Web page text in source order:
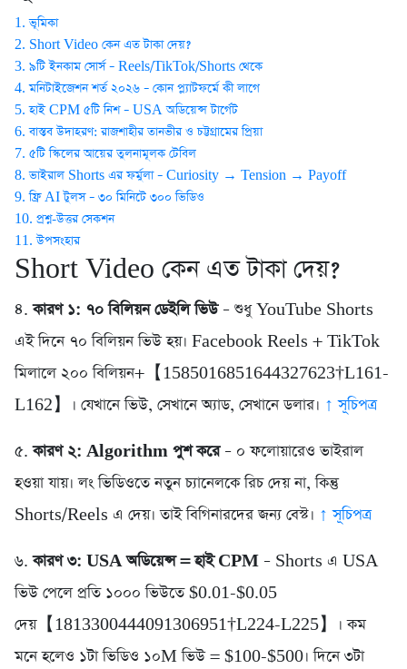
1. ভূমিকা
2. Short Video কেন এত টাকা দেয়?
3. ৯টি ইনকাম সোর্স – Reels/TikTok/Shorts থেকে
4. মনিটাইজেশন শর্ত ২০২৬ – কোন প্ল্যাটফর্মে কী লাগে
5. হাই CPM ৫টি নিশ – USA অডিয়েন্স টার্গেট
6. বাস্তব উদাহরণ: রাজশাহীর তানভীর ও চট্টগ্রামের প্রিয়া
7. ৫টি স্কিলের আয়ের তুলনামূলক টেবিল
8. ভাইরাল Shorts এর ফর্মুলা – Curiosity → Tension → Payoff
9. ফ্রি AI টুলস – ৩০ মিনিটে ৩০০ ভিডিও
10. প্রশ্ন-উত্তর সেকশন
11. উপসংহার
Short Video কেন এত টাকা দেয়?
৪.কারণ ১: ৭০ বিলিয়ন ডেইলি ভিউ– শুধু YouTube Shorts
এই দিনে ৭০ বিলিয়ন ভিউ হয়। Facebook Reels + TikTok
মিলালে ২০০ বিলিয়ন+【1585016851644327623†L161-
L162】। যেখানে ভিউ, সেখানে অ্যাড, সেখানে ডলার। ↑ সূচিপত্র
৫.কারণ ২: Algorithm পুশ করে– ০ ফলোয়ারেও ভাইরাল
হওয়া যায়। লং ভিডিওতে নতুন চ্যানেলকে রিচ দেয় না, কিন্তু
Shorts/Reels এ দেয়। তাই বিগিনারদের জন্য বেস্ট। ↑ সূচিপত্র
৬.কারণ ৩: USA অডিয়েন্স = হাই CPM – Shorts এ USA
ভিউ পেলে প্রতি ১০০০ ভিউতে $0.01-$0.05
দেয়【1813300444091306951†L224-L225】। কম
মনে হলেও ১টা ভিডিও ১০M ভিউ = $100-$500। দিনে ৩টা